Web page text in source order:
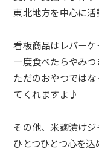
東北地方を中心に
看板商品はレバーケ
一度食べたらやみつ
ただのおやつでは
てくれますよ♪
その他、米麹漬け
ひとつひとつ心を